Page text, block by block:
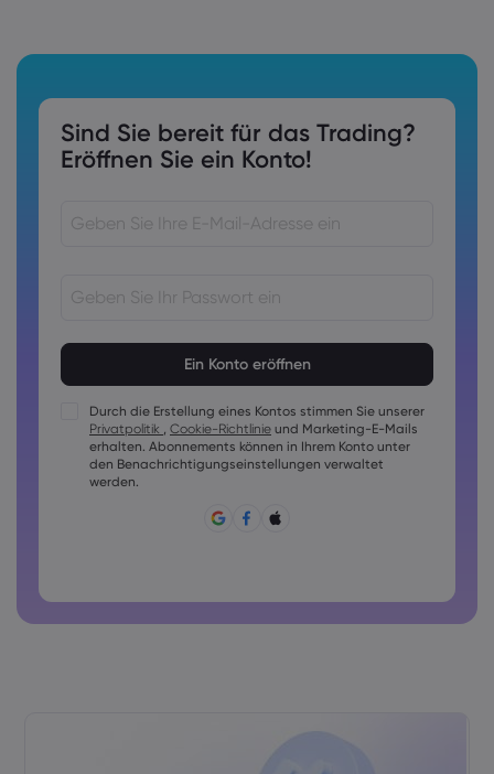
Sind Sie bereit für das Trading?
Eröffnen Sie ein Konto!
Kennwörter müssen mindestens 1 Großbuchstaben
enthalten
Kennwörter müssen mindestens 1 Kleinbuchstaben enthalten
Das Passwort muss folgende Zeichen enthalten ~!@#£
%^&amp;*()_-+=:;&lt;&gt;{,[]?,.
Passwörter dürfen nicht allgemein geläufig sein
Durch die Erstellung eines Kontos stimmen Sie unserer
Privatpolitik , Cookie-Richtlinie und Marketing-E-Mails
erhalten. Abonnements können in Ihrem Konto unter
den Benachrichtigungseinstellungen verwaltet
werden.